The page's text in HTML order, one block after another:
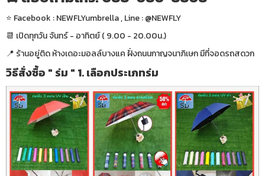
⭐️ Facebook : NEWFLYumbrella , Line : @NEWFLY
📆 เปิดทุกวัน จันทร์ - อาทิตย์ ( 9.00 - 20.00น.)
📍 ร้านอยู่ติด ห้างเดอะมอลล์บางแค ฝั่งถนนกาญจนาภิเษก มีที่จอดรถสดวก
วิธีสั่งซื้อ " ร่ม " 1. เลือกประเภทร่ม